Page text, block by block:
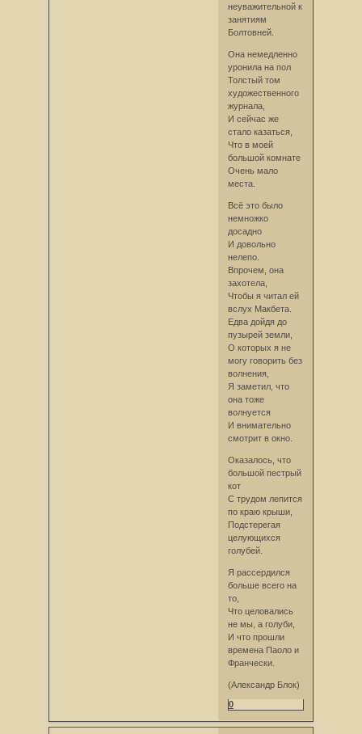
неуважительной к
занятиям
Болтовней.
Она немедленно
уронила на пол
Толстый том
художественного
журнала,
И сейчас же
стало казаться,
Что в моей
большой комнате
Очень мало
места.
Всё это было
немножко
досадно
И довольно
нелепо.
Впрочем, она
захотела,
Чтобы я читал ей
вслух Макбета.
Едва дойдя до
пузырей земли,
О которых я не
могу говорить без
волнения,
Я заметил, что
она тоже
волнуется
И внимательно
смотрит в окно.
Оказалось, что
большой пестрый
кот
С трудом лепится
по краю крыши,
Подстерегая
целующихся
голубей.
Я рассердился
больше всего на
то,
Что целовались
не мы, а голуби,
И что прошли
времена Паоло и
Франчески.
(Александр Блок)
0